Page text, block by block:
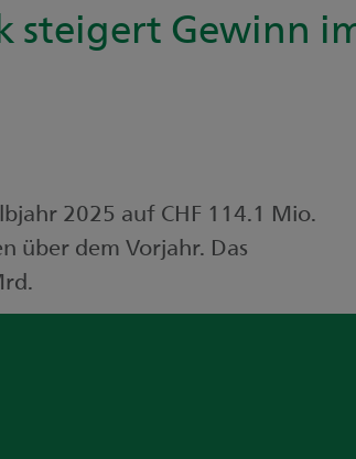
steigert Gewinn
2025 auf CHF 114.1 Mio.
über dem Vorjahr. Das